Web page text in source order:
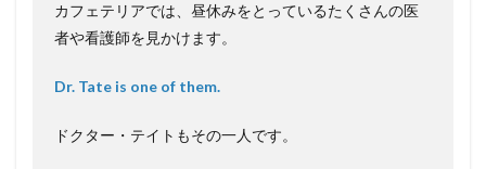
カフェテリアでは、昼休みをとっているたくさんの医
者や看護師を見かけます。
Dr. Tate is one of them.
ドクター・テイトもその一人です。